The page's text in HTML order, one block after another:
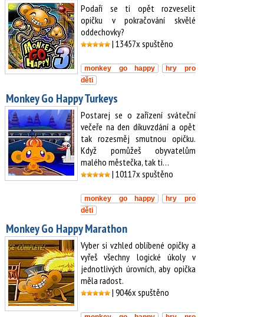
Podaří se ti opět rozveselit
opičku v pokračování skvělé
oddechovky?
| 13457x spuštěno
monkey go happy
hry pro
děti
Monkey Go Happy Turkeys
Postarej se o zařízení sváteční
večeře na den díkuvzdání a opět
tak rozesměj smutnou opičku.
Když pomůžeš obyvatelům
malého městečka, tak ti…
| 10117x spuštěno
monkey go happy
hry pro
děti
Monkey Go Happy Marathon
Vyber si vzhled oblíbené opičky a
vyřeš všechny logické úkoly v
jednotlivých úrovních, aby opička
měla radost.
| 9046x spuštěno